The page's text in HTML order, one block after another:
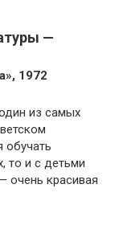
—
1972
из самых
обучать
то и с детьми
очень красивая